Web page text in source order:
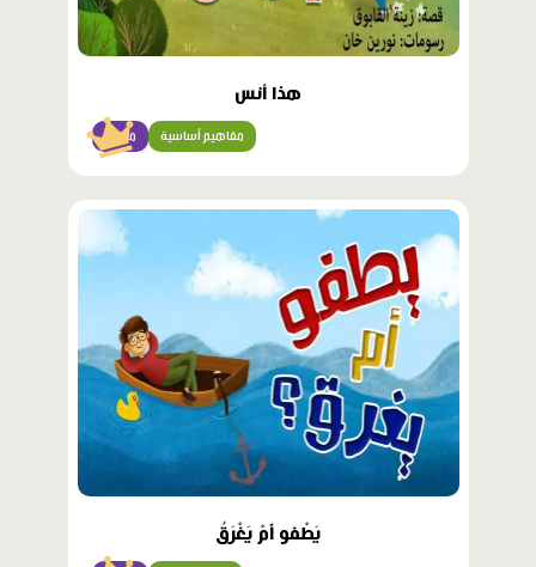
هذا أنس
مبتدئ مفاهيم أساسية
محتوى
مميّز
يَطْفو أَمْ يَغْرَقُ